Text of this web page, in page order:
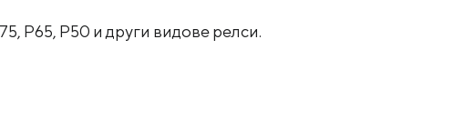
Р65, Р50 и други видове релси.